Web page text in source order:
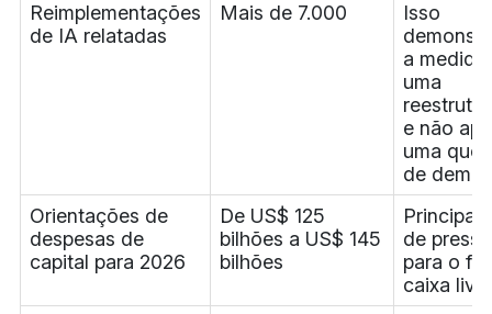
Reimplementações
de IA relatadas
Mais de 7.000
Isso
a medida
uma
e não
uma
de
Orientações de
despesas de
capital para 2026
De US$ 125
bilhões a US$ 145
bilhões
Principal
de
para o
caixa livre